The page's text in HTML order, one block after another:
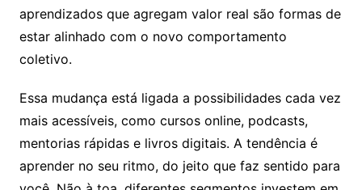
aprendizados que agregam valor real são formas de
estar alinhado com o novo comportamento
coletivo.
Essa mudança está ligada a possibilidades cada vez
mais acessíveis, como cursos online, podcasts,
mentorias rápidas e livros digitais. A tendência é
aprender no seu ritmo, do jeito que faz sentido para